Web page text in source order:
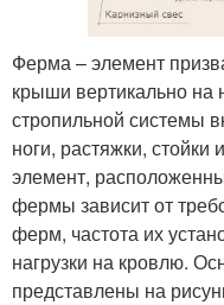
Ферма – элемент
крыши вертикально
стропильной системы
ноги, растяжки,
элемент,
фермы зависит от
ферм, частота их
нагрузки на кровлю.
представлены на